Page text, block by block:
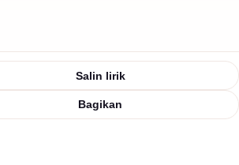
Salin lirik
Bagikan